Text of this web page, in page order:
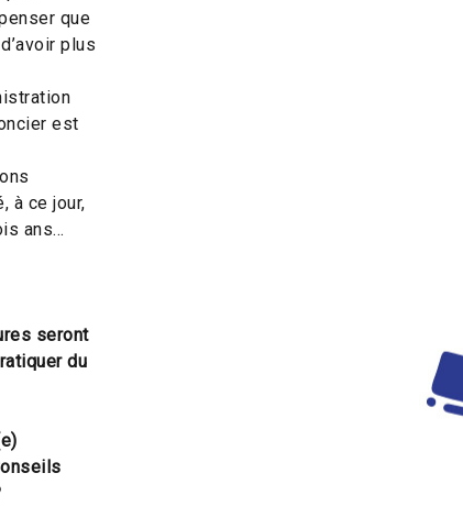
que
plus
est
à ce jour,
ans…
seront
du